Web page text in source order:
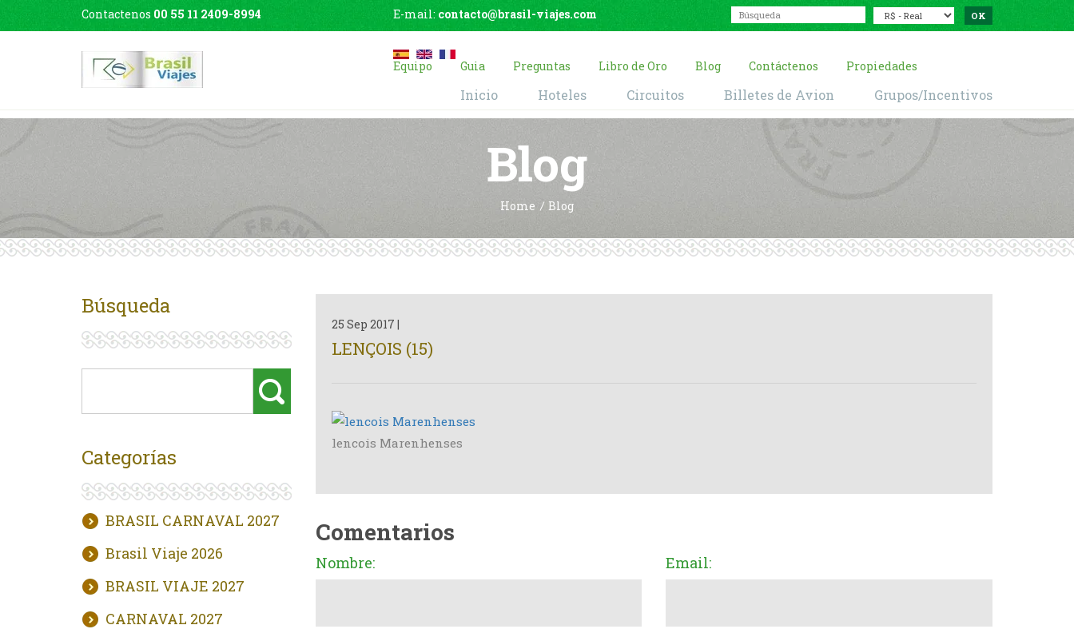
Contactenos 00 55 11 2409-8994 E-mail: contacto@brasil-viajes.com
Equipo Guia Preguntas Libro de Oro Blog Contáctenos Propiedades
Inicio Hoteles Circuitos Billetes de Avion Grupos/Incentivos
Blog
Home Blog
Búsqueda
Categorías
BRASIL CARNAVAL 2027
Brasil Viaje 2026
BRASIL VIAJE 2027
CARNAVAL 2027
25 Sep 2017 |
LENÇOIS (15)
lencois Marenhenses
Comentarios
Nombre: Email: